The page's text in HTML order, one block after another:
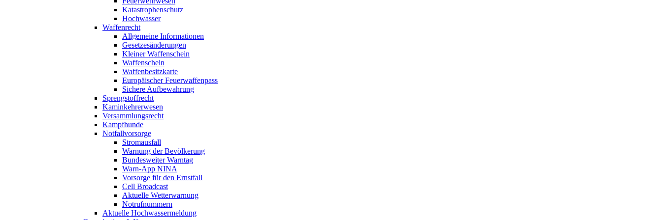
Katastrophenschutz
Hochwasser
Waffenrecht
Allgemeine Informationen
Gesetzesänderungen
Kleiner Waffenschein
Waffenschein
Waffenbesitzkarte
Europäischer Feuerwaffenpass
Sichere Aufbewahrung
Sprengstoffrecht
Kaminkehrerwesen
Versammlungsrecht
Kampfhunde
Notfallvorsorge
Stromausfall
Warnung der Bevölkerung
Bundesweiter Warntag
Warn-App NINA
Vorsorge für den Ernstfall
Cell Broadcast
Aktuelle Wetterwarnung
Notrufnummern
Aktuelle Hochwassermeldung